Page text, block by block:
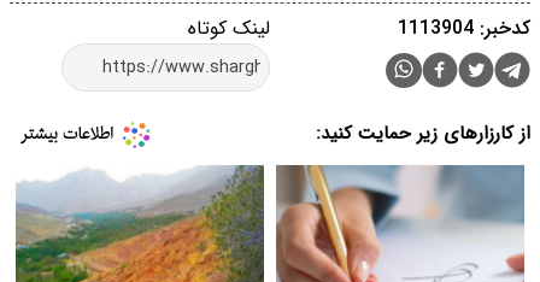
لینک کوتاه کدخبر: 1113904
از کارزارهای زیر حمایت کنید: